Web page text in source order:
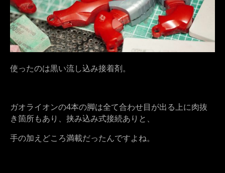
使ったのは黒い流し込み接着剤。
ガオライオンの4本の脚は全て合わせ目が出る上に肉抜
き箇所もあり、挟み込み式接続ありと、
手の加えどころ満載だったんですよね。